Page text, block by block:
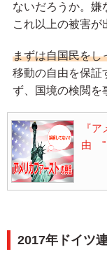
ないだろうか。嫌
これ以上の被害が
まずは自国民をし
移動の自由を保証
ず、国境の検閲を
『
由 "
2017年ドイツ